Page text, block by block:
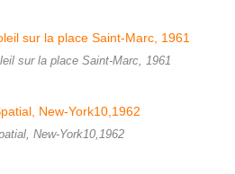
sur la place Saint-Marc, 1961
New-York10,1962